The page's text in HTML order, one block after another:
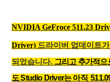
NVIDIA GeFroce 511.23
Driver) 드라이버 업데이트
되었습니다. 그리고 추가적으
도 Studio Driver는 아직